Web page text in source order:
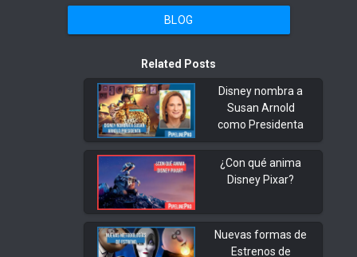
BLOG
Related Posts
Disney nombra a
Susan Arnold
como Presidenta
¿Con qué anima
Disney Pixar?
Nuevas formas de
Estrenos de